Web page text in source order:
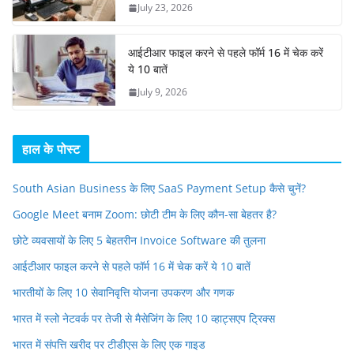
July 23, 2026
आईटीआर फाइल करने से पहले फॉर्म 16 में चेक करें
ये 10 बातें
July 9, 2026
हाल के पोस्ट
South Asian Business के लिए SaaS Payment Setup कैसे चुनें?
Google Meet बनाम Zoom: छोटी टीम के लिए कौन-सा बेहतर है?
छोटे व्यवसायों के लिए 5 बेहतरीन Invoice Software की तुलना
आईटीआर फाइल करने से पहले फॉर्म 16 में चेक करें ये 10 बातें
भारतीयों के लिए 10 सेवानिवृत्ति योजना उपकरण और गणक
भारत में स्लो नेटवर्क पर तेजी से मैसेजिंग के लिए 10 व्हाट्सएप ट्रिक्स
भारत में संपत्ति खरीद पर टीडीएस के लिए एक गाइड